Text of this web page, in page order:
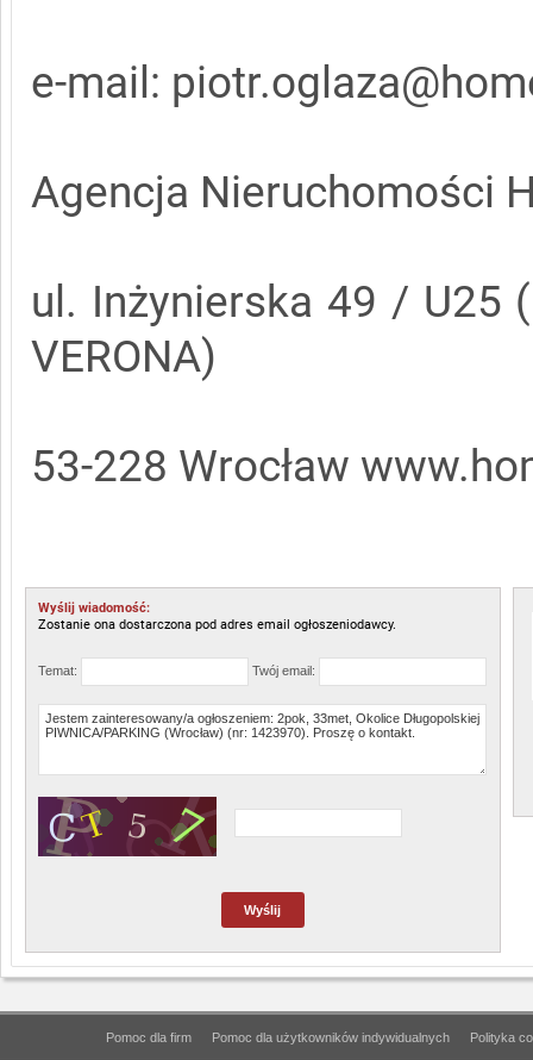
e-mail:
Agencja Nieruchomości
ul. Inżynierska 49 / U25
VERONA)
53-228 Wrocław
Wyślij wiadomość:
Zostanie ona dostarczona pod adres email ogłoszeniodawcy.
Temat: Twój email:
Pomoc dla firm Pomoc dla użytkowników indywidualnych Polityka